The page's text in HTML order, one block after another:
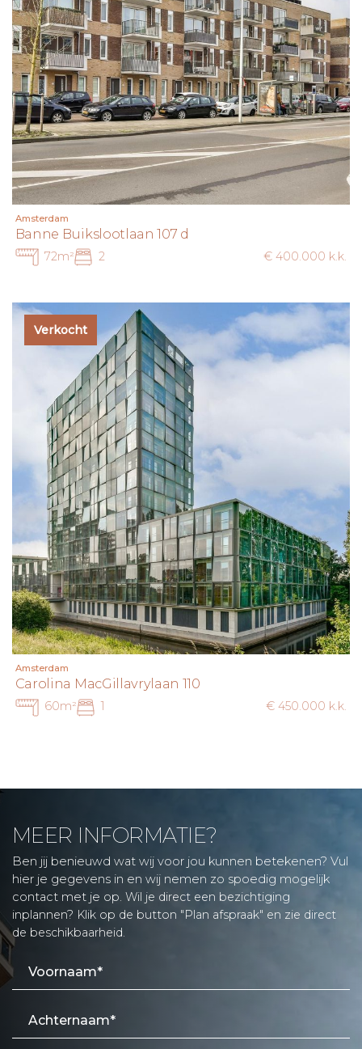
Amsterdam
Banne Buikslootlaan 107 d
72m² 2 € 400.000 k.k.
Verkocht
Amsterdam
Carolina MacGillavrylaan 110
60m² 1 € 450.000 k.k.
MEER INFORMATIE?
Ben jij benieuwd wat wij voor jou kunnen betekenen? Vul
hier je gegevens in en wij nemen zo spoedig mogelijk
contact met je op. Wil je direct een bezichtiging
inplannen? Klik op de button "Plan afspraak" en zie direct
de beschikbaarheid.